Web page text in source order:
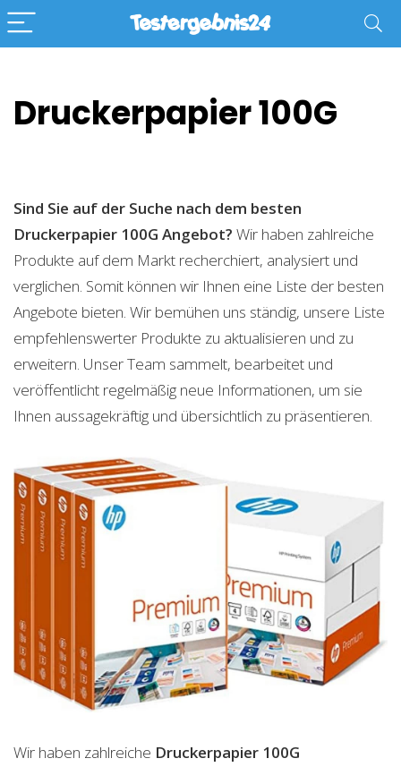
Druckerpapier 100G
Sind Sie auf der Suche nach dem besten
Druckerpapier 100G Angebot? Wir haben zahlreiche
Produkte auf dem Markt recherchiert, analysiert und
verglichen. Somit können wir Ihnen eine Liste der besten
Angebote bieten. Wir bemühen uns ständig, unsere Liste
empfehlenswerter Produkte zu aktualisieren und zu
erweitern. Unser Team sammelt, bearbeitet und
veröffentlicht regelmäßig neue Informationen, um sie
Ihnen aussagekräftig und übersichtlich zu präsentieren.
Wir haben zahlreiche Druckerpapier 100G